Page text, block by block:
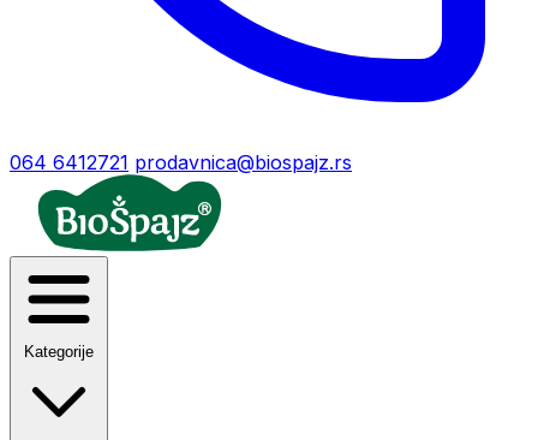
064 6412721 prodavnica@biospajz.rs
Kategorije